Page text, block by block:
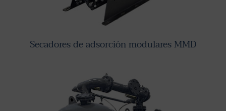
Secadores de adsorción modulares MMD